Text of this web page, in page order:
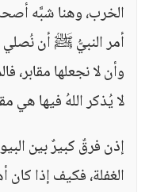
الخرب، وهنا شبَّه
أمر النبيُّ ﷺ أن نُصلي
وأن لا نجعلها مقابر،
لا يُذكر اللهُ فيها هي
إذن فرقٌ كبيرٌ بين
الغفلة، فكيف إذا كان